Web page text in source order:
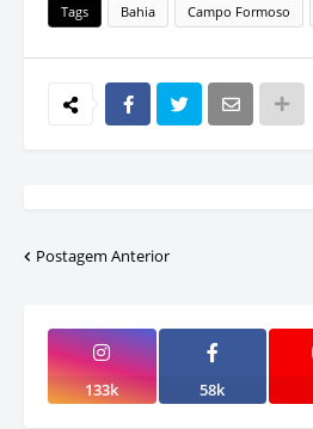
Tags Bahia Campo Formoso
Postagem Anterior
133k 58k